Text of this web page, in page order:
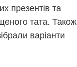
презентів та
тата. Також
варіанти